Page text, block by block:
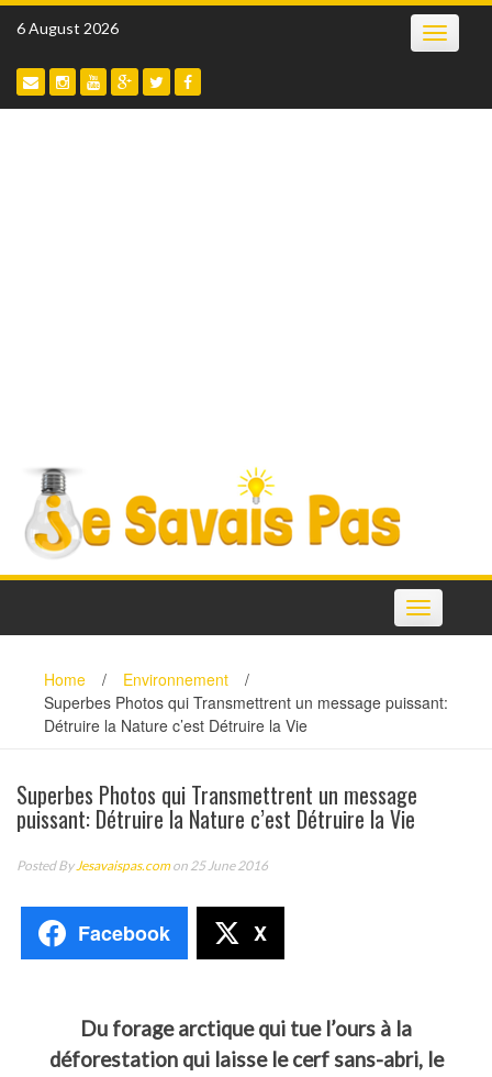
Skip
6 August 2026 Toggle
Toggle
navigation
Home / Environnement
/
Superbes Photos qui Transmettrent un message puissant:
Détruire la Nature c’est Détruire la Vie
Superbes Photos qui Transmettrent un message
puissant: Détruire la Nature c’est Détruire la Vie
Posted ByJesavaispas.comon 25 June 2016
Facebook X
Du forage arctique qui tue l’ours à la
déforestation qui laisse le cerf sans-abri, le